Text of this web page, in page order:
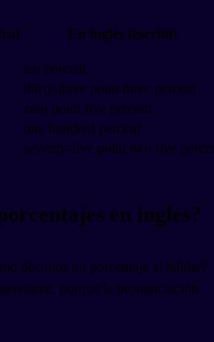
En inglés (escrito)
ten percent
thirty-three point three percent
zero point five percent
one hundred percent
seventy-five point two five
en inglés?
decimos un porcentaje al hablar?
porque la pronunciación